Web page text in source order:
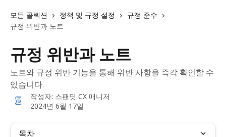
모든 콜렉션 정책 및 규정 설정
규정 준수
규정 위반과 노트
규정 위반과 노트
노트와 규정 위반 기능을 통해 위반 사항을 즉각 확인할 수
있습니다.
작성자: 스팬딧 CX 매니저
2024년 6월 17일
목차